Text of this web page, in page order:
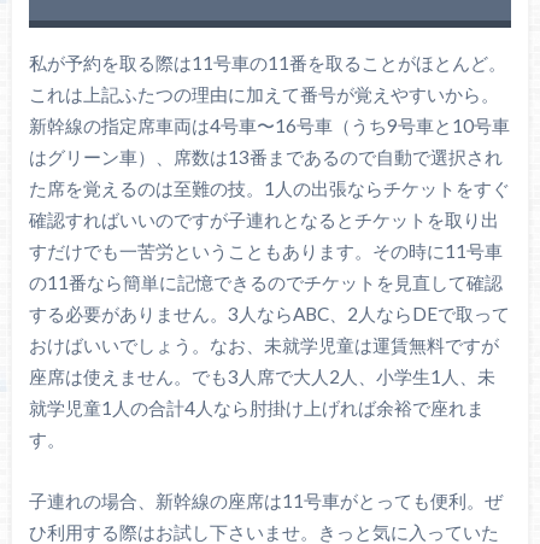
私が予約を取る際は11号車の11番を取ることがほとんど。
これは上記ふたつの理由に加えて番号が覚えやすいから。
新幹線の指定席車両は4号車〜16号車（うち9号車と10号車
はグリーン車）、席数は13番まであるので自動で選択され
た席を覚えるのは至難の技。1人の出張ならチケットをすぐ
確認すればいいのですが子連れとなるとチケットを取り出
すだけでも一苦労ということもあります。その時に11号車
の11番なら簡単に記憶できるのでチケットを見直して確認
する必要がありません。3人ならABC、2人ならDEで取って
おけばいいでしょう。なお、未就学児童は運賃無料ですが
座席は使えません。でも3人席で大人2人、小学生1人、未
就学児童1人の合計4人なら肘掛け上げれば余裕で座れま
す。
子連れの場合、新幹線の座席は11号車がとっても便利。ぜ
ひ利用する際はお試し下さいませ。きっと気に入っていた